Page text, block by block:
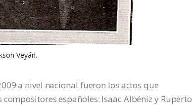
Veyán.
a nivel nacional fueron los actos que
españoles: Isaac Albéniz y Ruperto